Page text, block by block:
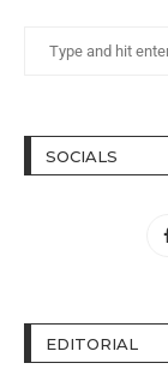
SOCIALS
EDITORIAL